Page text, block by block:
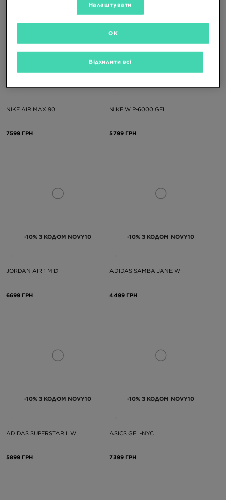
-10% З КОДОМ NOVY10
NIKE AIR MAX 90
7599 ГРН
-10% З КОДОМ NOVY10
NIKE W P-6000 GEL
5799 ГРН
-10% З КОДОМ NOVY10
JORDAN AIR 1 MID
6699 ГРН
-10% З КОДОМ NOVY10
ADIDAS SAMBA JANE W
4499 ГРН
-10% З КОДОМ NOVY10
ADIDAS SUPERSTAR II W
5899 ГРН
-10% З КОДОМ NOVY10
ASICS GEL-NYC
7399 ГРН
Налаштувати
Відхилити всі
OK